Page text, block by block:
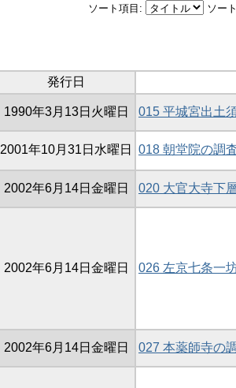
ソート項目: ソー
発行日
1990年3月13日火曜日 015 平城宮出土
2001年10月31日水曜日 018 朝堂院の調
2002年6月14日金曜日 020 大官大寺下
2002年6月14日金曜日 026 左京七条一
2002年6月14日金曜日 027 本薬師寺の